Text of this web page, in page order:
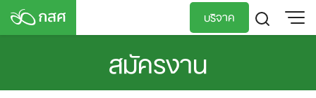
Skip
บริจาค
สมัครงาน